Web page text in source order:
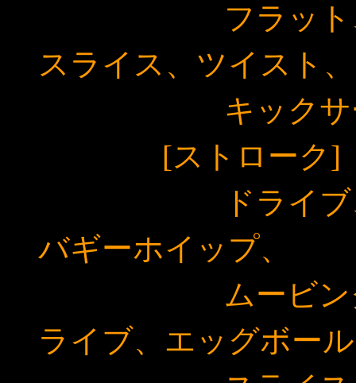
フラット、ト
スライス、ツイスト、
キックサーブ
[ストローク]
ドライブ、ト
バギーホイップ、
ムービン
ライブ、エッグボー